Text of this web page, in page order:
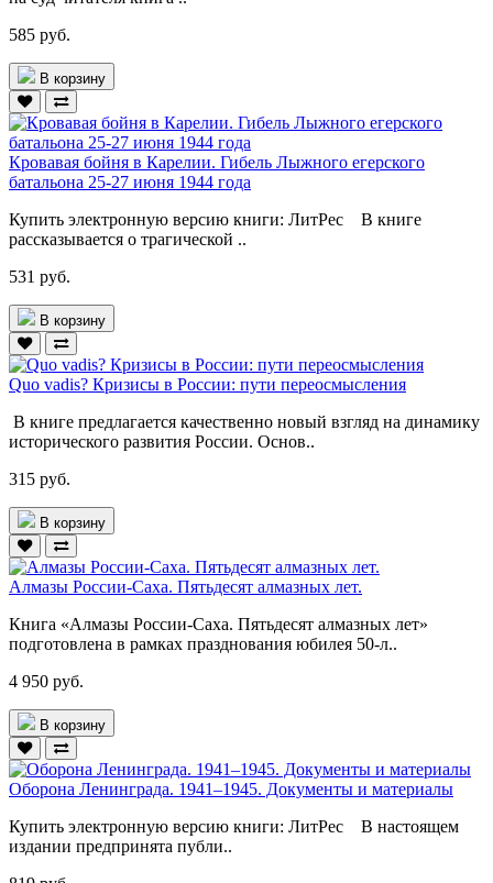
585 руб.
В корзину
Кровавая бойня в Карелии. Гибель Лыжного егерского
батальона 25-27 июня 1944 года
Купить электронную версию книги: ЛитРес В книге
рассказывается о трагической ..
531 руб.
В корзину
Quo vadis? Кризисы в России: пути переосмысления
В книге предлагается качественно новый взгляд на динамику
исторического развития России. Основ..
315 руб.
В корзину
Алмазы России-Саха. Пятьдесят алмазных лет.
Книга «Алмазы России-Саха. Пятьдесят алмазных лет»
подготовлена в рамках празднования юбилея 50-л..
4 950 руб.
В корзину
Оборона Ленинграда. 1941–1945. Документы и материалы
Купить электронную версию книги: ЛитРес В настоящем
издании предпринята публи..